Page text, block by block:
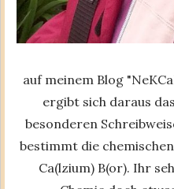
auf meinem Blog
ergibt sich daraus
besonderen
bestimmt die
Ca(lzium) B(or). Ihr